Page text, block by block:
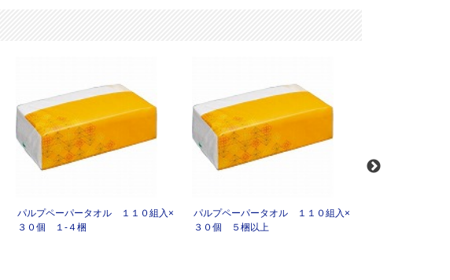
パルプペーパータオル １１０組入×
３０個 １‐４梱
パルプペーパータオル １１０組入×
３０個 ５梱以上